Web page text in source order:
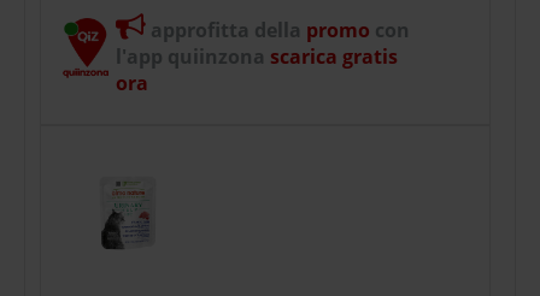
approfitta della promo con
l'app quiinzona scarica gratis
ora